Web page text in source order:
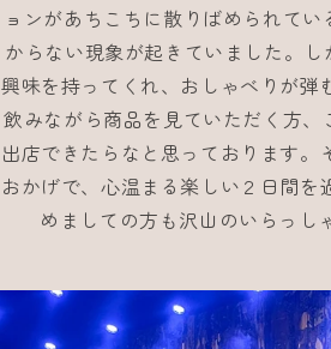
ョンがあちこちに散りばめられて
からない現象が起きていました。
興味を持ってくれ、おしゃべりが
飲みながら商品を見ていただく方
出店できたらなと思っております
おかげで、心温まる楽しい２日間
めましての方も沢山のいらっ